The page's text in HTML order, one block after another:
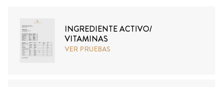
INGREDIENTE ACTIVO/
VITAMINAS
VER PRUEBAS